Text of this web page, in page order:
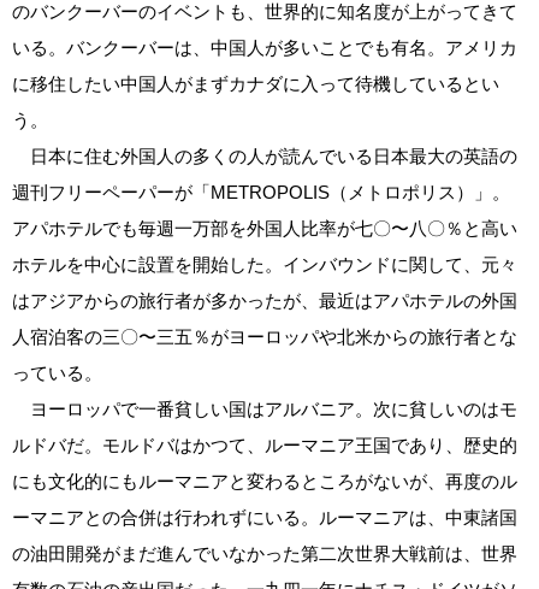
のバンクーバーのイベントも、世界的に知名度が上がってきて
いる。バンクーバーは、中国人が多いことでも有名。アメリカ
に移住したい中国人がまずカナダに入って待機しているとい
う。
日本に住む外国人の多くの人が読んでいる日本最大の英語の
週刊フリーペーパーが「METROPOLIS（メトロポリス）」。
アパホテルでも毎週一万部を外国人比率が七〇〜八〇％と高い
ホテルを中心に設置を開始した。インバウンドに関して、元々
はアジアからの旅行者が多かったが、最近はアパホテルの外国
人宿泊客の三〇〜三五％がヨーロッパや北米からの旅行者とな
っている。
ヨーロッパで一番貧しい国はアルバニア。次に貧しいのはモ
ルドバだ。モルドバはかつて、ルーマニア王国であり、歴史的
にも文化的にもルーマニアと変わるところがないが、再度のル
ーマニアとの合併は行われずにいる。ルーマニアは、中東諸国
の油田開発がまだ進んでいなかった第二次世界大戦前は、世界